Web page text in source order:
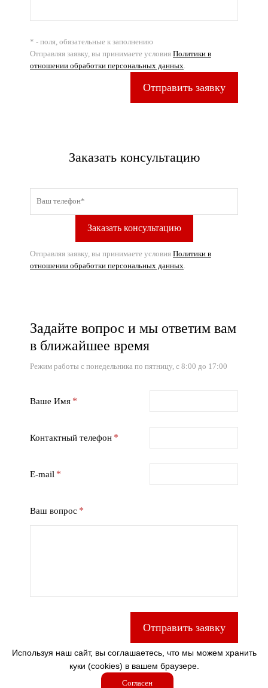
Используя наш сайт, вы соглашаетесь, что мы можем хранить
куки (cookies) в вашем браузере.
Согласен
* - поля, обязательные к заполнению
Отправляя заявку, вы принимаете условия Политики в
отношении обработки персональных данных
Отправить заявку
Заказать консультацию
Отправляя заявку, вы принимаете условия Политики в
отношении обработки персональных данных
Задайте вопрос и мы ответим вам
в ближайшее время
Режим работы с понедельника по пятницу, с 8:00 до 17:00
Ваше Имя
Контактный телефон
E-mail
Ваш вопрос
Отправить заявку
Отправляя заявку, вы принимаете условияПолитики в
отношении обработки персональных данных.